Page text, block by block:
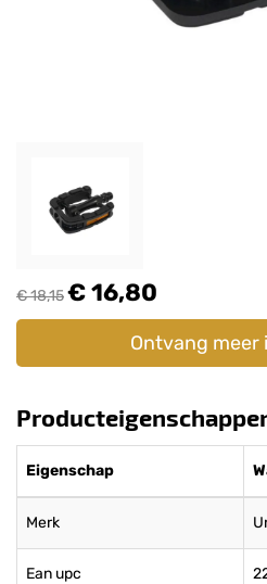
€ 18,15€ 16,80
Ontvang
Eigenschap
Merk
Ean upc